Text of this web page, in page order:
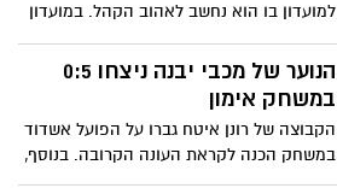
למועדון בו הוא נחשב לאהוב הקהל. במועדון
העונה"
הנוער של מכבי יבנה ניצחו 0:5
במשחק אימון
הקבוצה של רונן איטח גברו על הפועל אשדוד
במשחק הכנה לקראת העונה הקרובה. בנוסף,
הנוער ניצחו 1:2 את בית"ר אשדוד. המאמן